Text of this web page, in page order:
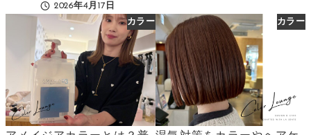
投稿日
2026年4月17日
カラー カラー